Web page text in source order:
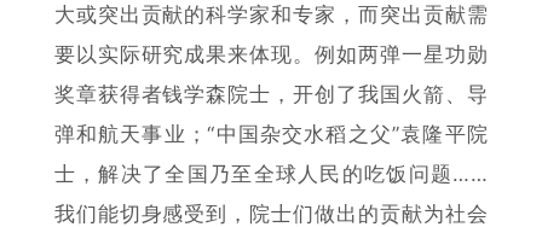
大或突出贡献的科学家和专家，而突出贡献需
要以实际研究成果来体现。例如两弹一星功勋
奖章获得者钱学森院士，开创了我国火箭、导
弹和航天事业；“中国杂交水稻之父”袁隆平院
士，解决了全国乃至全球人民的吃饭问题……
我们能切身感受到，院士们做出的贡献为社会